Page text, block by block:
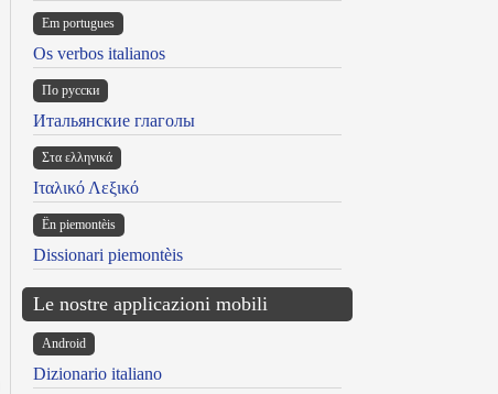
Em portugues
Os verbos italianos
По русски
Итальянские глаголы
Στα ελληνικά
Ιταλικό Λεξικό
Ën piemontèis
Dissionari piemontèis
Le nostre applicazioni mobili
Android
Dizionario italiano